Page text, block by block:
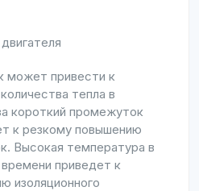
может привести к
тепла в
короткий промежуток
к резкому повышению
Высокая температура в
приведет к
изоляционного